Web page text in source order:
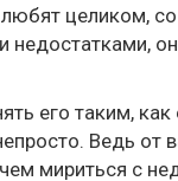
целиком,
недостатками,
его таким, как
Ведь от
мириться с